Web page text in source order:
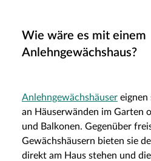
Wie wäre es mit einem
Anlehngewächshaus?
Anlehngewächshäuser eignen
an Häuserwänden im Garten
und Balkonen. Gegenüber
Gewächshäusern bieten sie
direkt am Haus stehen und